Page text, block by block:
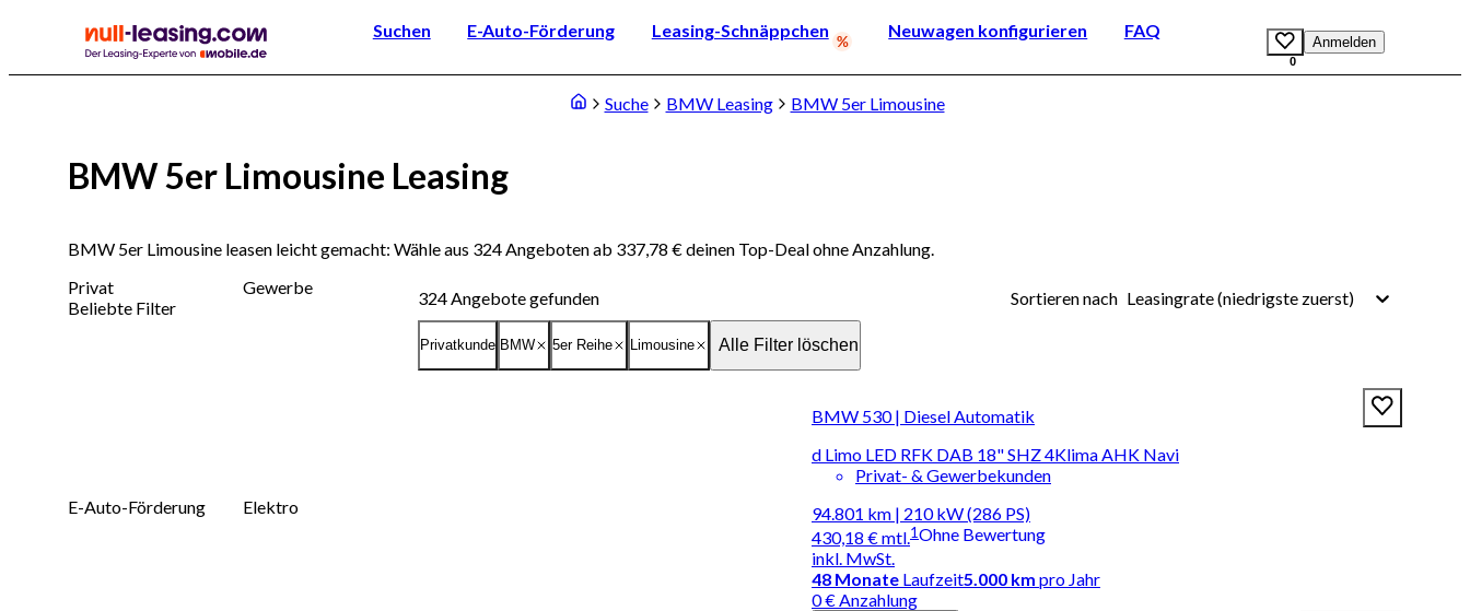
Suchen E-Auto-Förderung Leasing-Schnäppchen Neuwagen konfigurieren FAQ
0
Anmelden
Suche BMW Leasing BMW 5er Limousine
BMW 5er Limousine Leasing
BMW 5er Limousine leasen leicht gemacht: Wähle aus 324 Angeboten ab 337,78 € deinen Top-Deal ohne Anzahlung.
Privat
Gewerbe
Beliebte Filter
E-Auto-Förderung Elektro
324Angebote gefunden Sortieren nach Leasingrate (niedrigste zuerst)
Privatkunde BMW 5er Reihe Limousine Alle Filter löschen
BMW 530 | Diesel Automatik
d Limo LED RFK DAB 18" SHZ 4Klima AHK Navi
Privat- & Gewerbekunden
94.801 km | 210 kW (286 PS)
430,18 €mtl.1
inkl. MwSt.
Ohne Bewertung
48 Monate Laufzeit5.000 km pro Jahr
0 € Anzahlung